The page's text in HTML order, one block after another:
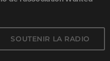
SOUTENIR LA RADIO